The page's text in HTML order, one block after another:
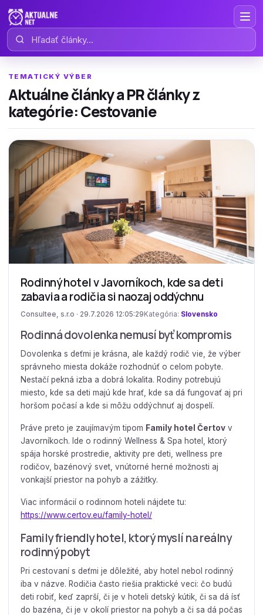
Hľadať články
TEMATICKÝ VÝBER
Aktuálne články a PR články z
kategórie: Cestovanie
Rodinný hotel v Javorníkoch, kde sa deti
zabavia a rodičia si naozaj oddýchnu
Consultee, s.r.o · 29.7.2026 12:05:29 Kategória: Slovensko
Rodinná dovolenka nemusí byť kompromis
Dovolenka s deťmi je krásna, ale každý rodič vie, že výber
správneho miesta dokáže rozhodnúť o celom pobyte.
Nestačí pekná izba a dobrá lokalita. Rodiny potrebujú
miesto, kde sa deti majú kde hrať, kde sa dá fungovať aj pri
horšom počasí a kde si môžu oddýchnuť aj dospelí.
Práve preto je zaujímavým tipom Family hotel Čertov v
Javorníkoch. Ide o rodinný Wellness & Spa hotel, ktorý
spája horské prostredie, aktivity pre deti, wellness pre
rodičov, bazénový svet, vnútorné herné možnosti aj
vonkajší priestor na pohyb a zážitky.
Viac informácií o rodinnom hoteli nájdete tu:
https://www.certov.eu/family-hotel/
Family friendly hotel, ktorý myslí na reálny
rodinný pobyt
Pri cestovaní s deťmi je dôležité, aby hotel nebol rodinný
iba v názve. Rodičia často riešia praktické veci: čo budú
deti robiť, keď zaprší, či je v hoteli detský kútik, či sa dá ísť
do bazéna, či je v okolí priestor na pohyb a či sa dá počas